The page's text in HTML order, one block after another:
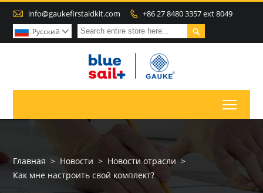
 info@gaukefirstaidkit.com  +86 27 8480 3357 ext 8049

Pусский 
Главная > Новости > Новости отрасли >
Как мне настроить свой комплект?